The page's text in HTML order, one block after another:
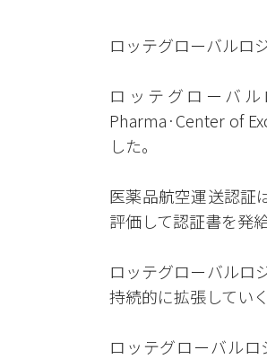
ロッテグローバルロ
ロッテグローバ
Pharma·Center of
した。
医薬品航空運送認証
評価して認証書を発
ロッテグローバルロ
持続的に拡張していく
ロッテグローバル